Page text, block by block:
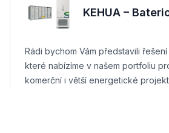
KEHUA –
Rádi bychom Vám představili řešení
které nabízíme v našem portfoliu
komerční i větší energetické